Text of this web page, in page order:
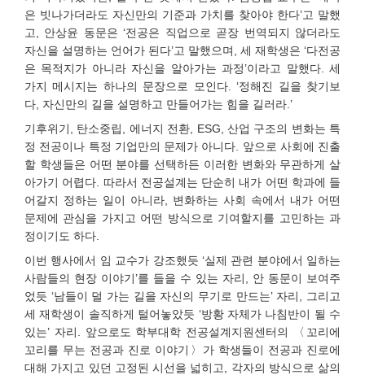
은 빗나가더라도 자신만의 기준과 가치를 찾아야 한다’고 말했
고, 안상윤 동문은 ‘전공은 직업으로 곧장 번역되지 않더라도
자신을 설명하는 언어가 된다’고 말했으며, 세 재학생은 ‘다전공
은 목적지가 아니라 자신을 알아가는 과정’이라고 말했다. 세
가지 메시지는 하나의 문장으로 모인다. ‘정해진 길을 찾기보
다, 자신만의 길을 설명하고 만들어가는 힘을 길러라.’
기후위기, 탄소중립, 에너지 전환, ESG, 산업 구조의 변화는 특
정 전공이나 특정 기업만의 문제가 아니다. 앞으로 사회에 진출
할 학생들은 어떤 분야를 선택하든 이러한 변화와 무관하게 살
아가기 어렵다. 따라서 전공설계는 단순히 내가 어떤 학과에 들
어갈지 정하는 일이 아니라, 변화하는 사회 속에서 내가 어떤
문제에 관심을 가지고 어떤 방식으로 기여할지를 고민하는 과
정이기도 하다.
이번 행사에서 임 교수가 강조했듯 ‘실제 관련 분야에서 일하는
사람들의 현장 이야기’를 들을 수 있는 자리, 안 동문이 보여주
었듯 ‘남들이 덜 가는 길을 자신의 무기로 만드는’ 자리, 그리고
세 재학생이 솔직하게 털어놓았듯 ‘방황 자체가 나침반이 될 수
있는’ 자리. 앞으로도 학부대학 전공설계지원센터의 〈꼬리에
꼬리를 무는 전공과 진로 이야기〉가 학생들이 전공과 진로에
대해 가지고 있던 고정된 시선을 넓히고, 각자의 방식으로 삶의